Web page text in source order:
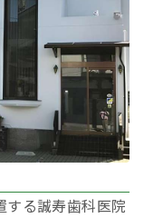
する誠寿歯科医院